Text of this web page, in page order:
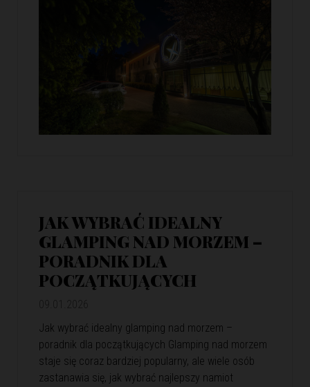
JAK WYBRAĆ IDEALNY
GLAMPING NAD MORZEM –
PORADNIK DLA
POCZĄTKUJĄCYCH
Jak wybrać idealny glamping nad morzem –
poradnik dla początkujących Glamping nad morzem
staje się coraz bardziej popularny, ale wiele osób
zastanawia się, jak wybrać najlepszy namiot